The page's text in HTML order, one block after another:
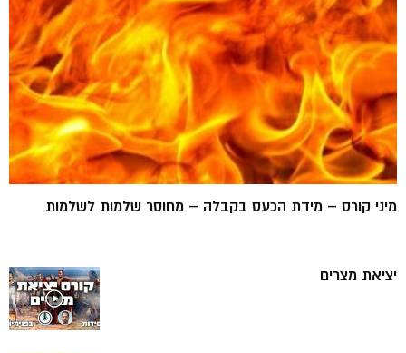
מיני קורס – מידת הכעס בקבלה – מחוסר שלמות לשלמות
יציאת מצרים